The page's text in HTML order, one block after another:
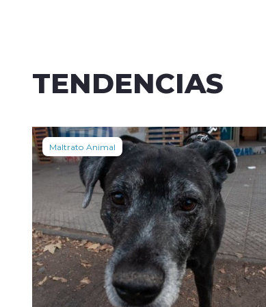
TENDENCIAS
Maltrato Animal